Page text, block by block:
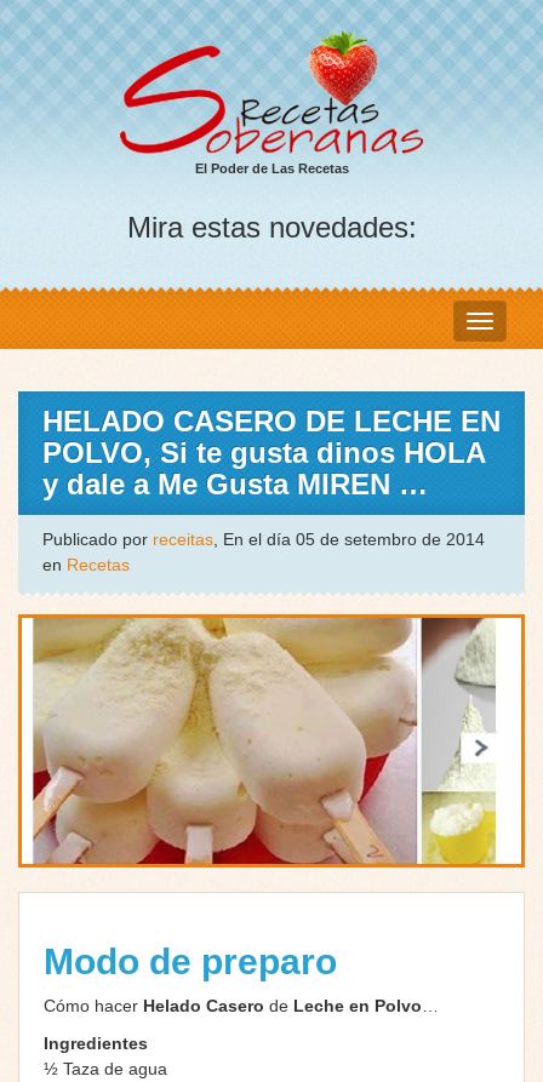
El Poder de Las Recetas
Mira estas novedades:
HELADO CASERO DE LECHE EN
POLVO, Si te gusta dinos HOLA
y dale a Me Gusta MIREN …
Publicado por receitas, En el día 05 de setembro de 2014
en Recetas
Modo de preparo
Cómo hacer Helado Casero de Leche en Polvo
Ingredientes
½ Taza de agua